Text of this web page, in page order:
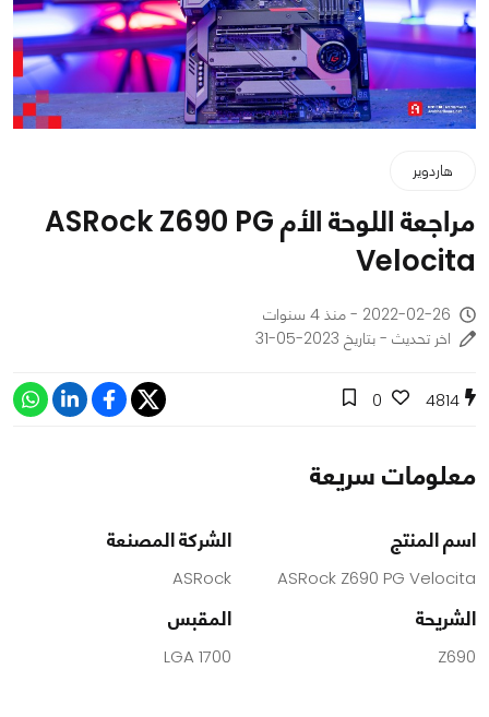
هاردوير
مراجعة اللوحة الأم ASRock Z690 PG
Velocita
2022-02-26 - منذ 4 سنوات
اخر تحديث - بتاريخ 2023-05-31
4814
0
معلومات سريعة
اسم المنتج
ASRock Z690 PG Velocita
الشركة المصنعة
ASRock
الشريحة
Z690
المقبس
LGA 1700